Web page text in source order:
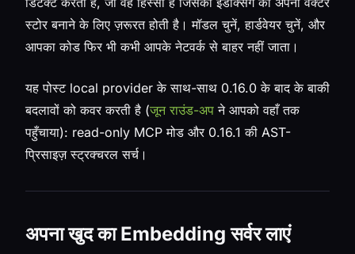
स्टोर बनाने के लिए ज़रूरत होती है। मॉडल चुनें, हार्डवेयर चुनें, और
आपका कोड फिर भी कभी आपके नेटवर्क से बाहर नहीं जाता।
यह पोस्ट local provider के साथ-साथ 0.16.0 के बाद के बाकी
बदलावों को कवर करती है (जून राउंड-अप ने आपको वहाँ तक
पहुँचाया): read-only MCP मोड और 0.16.1 की AST-
प्रिसाइज़ स्ट्रक्चरल सर्च।
अपना खुद का Embedding सर्वर लाएं